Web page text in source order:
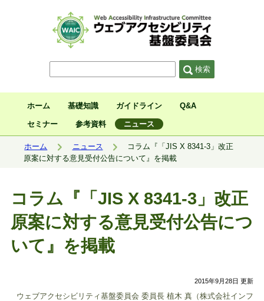
検索
ホーム 基礎知識 ガイドライン Q&A
セミナー 参考資料 ニュース
現在位置:ホーム ニュース
コラム『「JIS X 8341-3」改正
原案に対する意見受付公告について』を掲載
コラム『「JIS X 8341-3」改正
原案に対する意見受付公告につ
いて』を掲載
2015年9月28日 更新
ウェブアクセシビリティ基盤委員会 委員長 植木 真（株式会社インフ